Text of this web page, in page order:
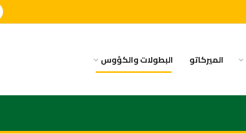
الميركاتو البطولات والكؤوس